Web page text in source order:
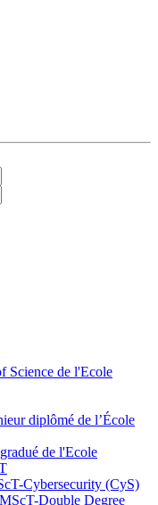
Science de l'Ecole
diplômé de l’École
de l'Ecole
Cybersecurity (CyS)
Double Degree